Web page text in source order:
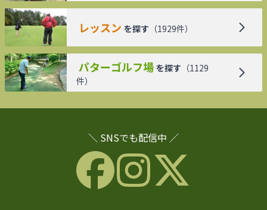
レッスン を探す （1929件）
パターゴルフ場 を探す （1129
件）
＼ SNSでも配信中 ／